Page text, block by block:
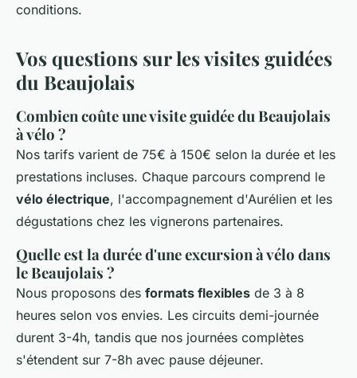
conditions.
Vos questions sur les visites guidées
du Beaujolais
Combien coûte une visite guidée du Beaujolais
à vélo ?
Nos tarifs varient de 75€ à 150€ selon la durée et les
prestations incluses. Chaque parcours comprend le
vélo électrique, l'accompagnement d'Aurélien et les
dégustations chez les vignerons partenaires.
Quelle est la durée d'une excursion à vélo dans
le Beaujolais ?
Nous proposons des formats flexibles de 3 à 8
heures selon vos envies. Les circuits demi-journée
durent 3-4h, tandis que nos journées complètes
s'étendent sur 7-8h avec pause déjeuner.